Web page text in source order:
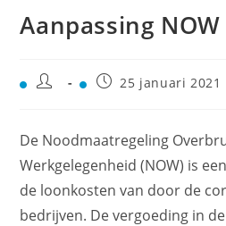
Aanpassing NOW
25 januari 2021
De Noodmaatregeling
Werkgelegenheid (NOW) is
de loonkosten van door de
bedrijven. De vergoeding in